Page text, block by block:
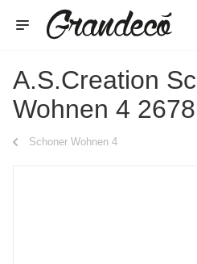
A.S.Creation
Wohnen 4
Schoner Wohnen 4